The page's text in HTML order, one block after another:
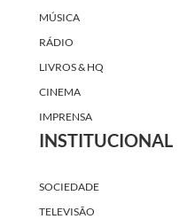
MÚSICA
RÁDIO
LIVROS & HQ
CINEMA
IMPRENSA
INSTITUCIONAL
SOCIEDADE
TELEVISÃO